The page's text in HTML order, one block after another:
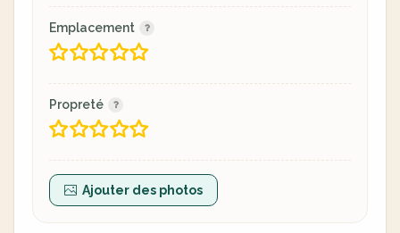
Emplacement
Propreté
Ajouter des photos